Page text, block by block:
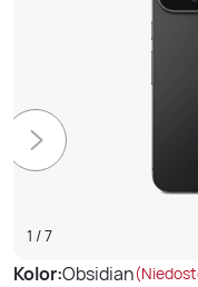
1 /7
Kolor:Obsidian